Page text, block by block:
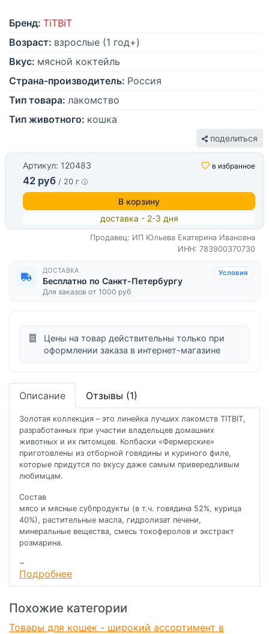
Бренд: TiTBiT
Возраст: взрослые (1 год+)
Вкус: мясной коктейль
Страна-производитель: Россия
Тип товара: лакомство
Тип животного: кошка
поделиться
Артикул: 120483 в избранное
42 руб / 20 г
В корзину
доставка - 2-3 дня
Продавец: ИП Юльева Екатерина Ивановна
ИНН: 783900370730
ДОСТАВКА
Бесплатно по Санкт-Петербургу
Для заказов от 1000 руб
Условия
Цены на товар действительны только при
оформлении заказа в интернет-магазине
Описание Отзывы (1)
Золотая коллекция – это линейка лучших лакомств TITBIT,
разработанных при участии владельцев домашних
животных и их питомцев. Колбаски «Фермерские»
приготовлены из отборной говядины и куриного филе,
которые придутся по вкусу даже самым привередливым
любимцам.
Состав
мясо и мясные субпродукты (в т.ч. говядина 52%, курица
40%), растительные масла, гидролизат печени,
минеральные вещества, смесь токоферолов и экстракт
розмарина.
Пищевая ценность
в 100 г: белки 60 г, жиры 14 г, зола 4 г, влага 20 г.
Энергетическая ценность на 100 г: 374 ккал.
Подробнее
Похожие категории
Товары для кошек - широкий ассортимент в